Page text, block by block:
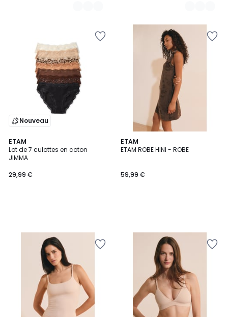
Nouveau
ETAM
Lot de 7 culottes en coton
JIMMA
29,99 €
ETAM
ETAM ROBE HINI - ROBE
59,99 €